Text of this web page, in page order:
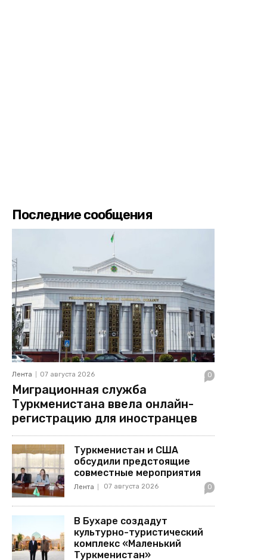
Последние сообщения
Лента 07 августа 2026 0
Миграционная служба
Туркменистана ввела онлайн-
регистрацию для иностранцев
Туркменистан и США
обсудили предстоящие
совместные мероприятия
Лента 07 августа 2026 0
В Бухаре создадут
культурно-туристический
комплекс «Маленький
Туркменистан»